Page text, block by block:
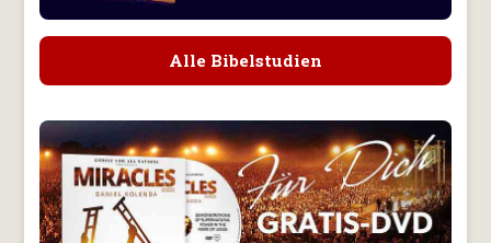
Alle Bibelstudien